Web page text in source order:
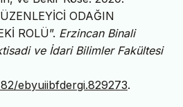
ODAĞIN
ROLÜ”. Erzincan Binali
ve İdari Bilimler Fakültesi
ebyuiibfdergi.829273.